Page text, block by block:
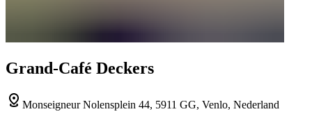
Grand-Café Deckers
Monseigneur Nolensplein 44, 5911 GG, Venlo, Nederland